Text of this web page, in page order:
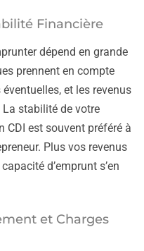
Financière
dépend en grande
prennent en compte
et les revenus
stabilité de votre
CDI est souvent préféré à
Plus vos revenus
d’emprunt s’en
et Charges